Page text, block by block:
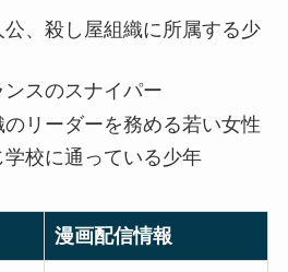
、殺し屋組織に所属する少
スのスナイパー
リーダーを務める若い女性
校に通っている少年
漫画配信情報